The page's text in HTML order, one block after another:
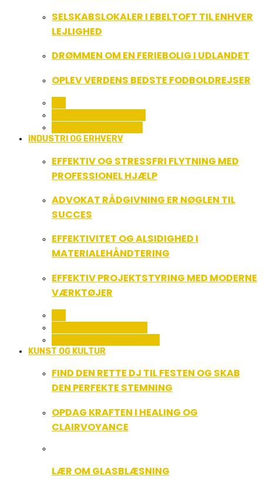
SELSKABSLOKALER I EBELTOFT TIL ENHVER
LEJLIGHED
DRØMMEN OM EN FERIEBOLIG I UDLANDET
OPLEV VERDENS BEDSTE FODBOLDREJSER
INDUSTRI OG ERHVERV
EFFEKTIV OG STRESSFRI FLYTNING MED
PROFESSIONEL HJÆLP
ADVOKAT RÅDGIVNING ER NØGLEN TIL
SUCCES
EFFEKTIVITET OG ALSIDIGHED I
MATERIALEHÅNDTERING
EFFEKTIV PROJEKTSTYRING MED MODERNE
VÆRKTØJER
KUNST OG KULTUR
FIND DEN RETTE DJ TIL FESTEN OG SKAB
DEN PERFEKTE STEMNING
OPDAG KRAFTEN I HEALING OG
CLAIRVOYANCE
LÆR OM GLASBLÆSNING